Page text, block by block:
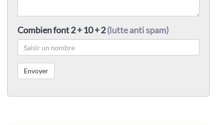
Combien font 2 + 10 + 2(lutte anti spam)